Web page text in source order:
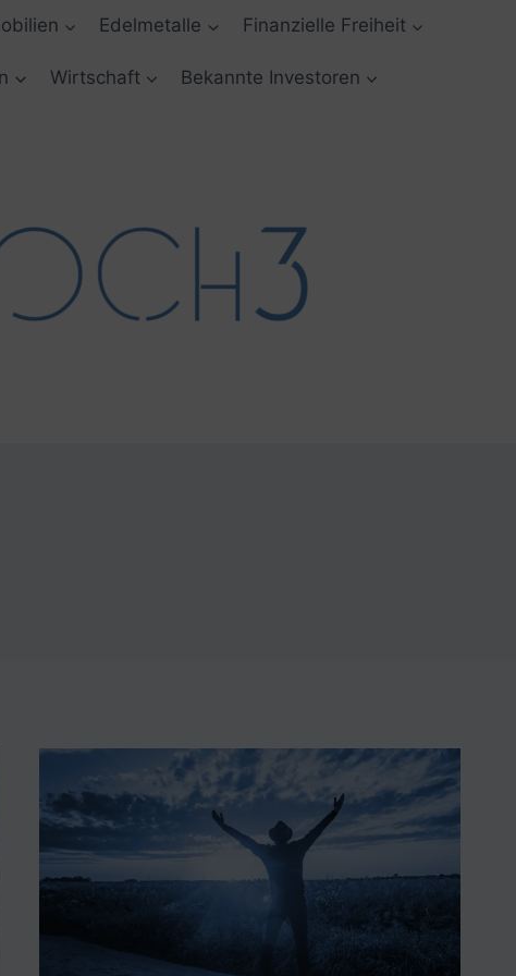
Edelmetalle Finanzielle Freiheit
Wirtschaft Bekannte Investoren